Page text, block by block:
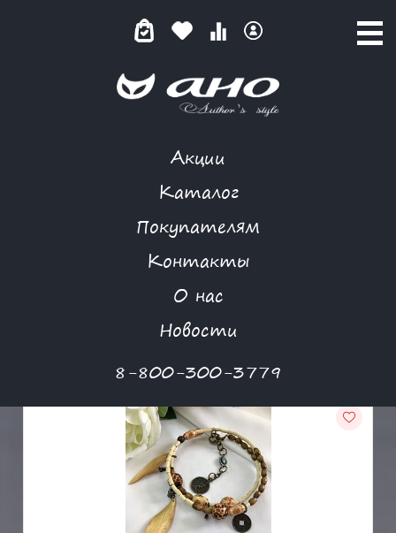
Акции
Каталог
Покупателям
Контакты
О нас
Новости
8-800-300-3779
MORGANNA